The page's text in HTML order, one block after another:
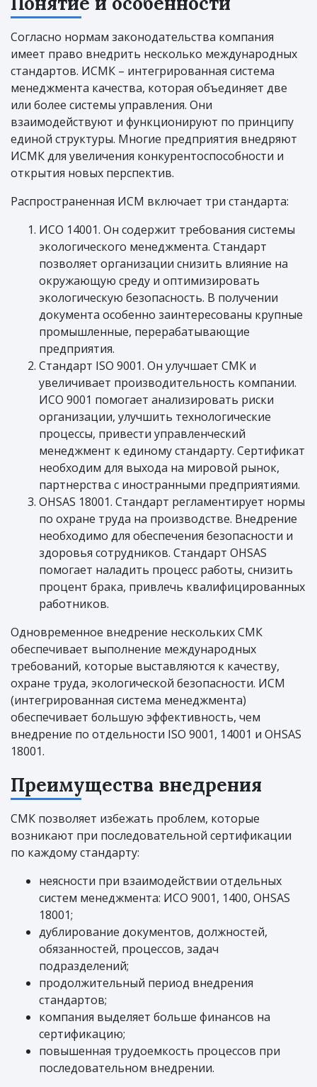
Согласно нормам законодательства компания
имеет право внедрить несколько международных
стандартов. ИСМК – интегрированная система
менеджмента качества, которая объединяет две
или более системы управления. Они
взаимодействуют и функционируют по принципу
единой структуры. Многие предприятия внедряют
ИСМК для увеличения конкурентоспособности и
открытия новых перспектив.
Распространенная ИСМ включает три стандарта:
ИСО 14001. Он содержит требования системы
экологического менеджмента. Стандарт
позволяет организации снизить влияние на
окружающую среду и оптимизировать
экологическую безопасность. В получении
документа особенно заинтересованы крупные
промышленные, перерабатывающие
предприятия.
Стандарт ISO 9001. Он улучшает СМК и
увеличивает производительность компании.
ИСО 9001 помогает анализировать риски
организации, улучшить технологические
процессы, привести управленческий
менеджмент к единому стандарту. Сертификат
необходим для выхода на мировой рынок,
партнерства с иностранными предприятиями.
OHSAS 18001. Стандарт регламентирует нормы
по охране труда на производстве. Внедрение
необходимо для обеспечения безопасности и
здоровья сотрудников. Стандарт OHSAS
помогает наладить процесс работы, снизить
процент брака, привлечь квалифицированных
работников.
Одновременное внедрение нескольких СМК
обеспечивает выполнение международных
требований, которые выставляются к качеству,
охране труда, экологической безопасности. ИСМ
(интегрированная система менеджмента)
обеспечивает большую эффективность, чем
внедрение по отдельности ISO 9001, 14001 и OHSAS
18001.
Преимущества внедрения
СМК позволяет избежать проблем, которые
возникают при последовательной сертификации
по каждому стандарту:
неясности при взаимодействии отдельных
систем менеджмента: ИСО 9001, 1400, OHSAS
18001;
дублирование документов, должностей,
обязанностей, процессов, задач
подразделений;
продолжительный период внедрения
стандартов;
компания выделяет больше финансов на
сертификацию;
повышенная трудоемкость процессов при
последовательном внедрении.